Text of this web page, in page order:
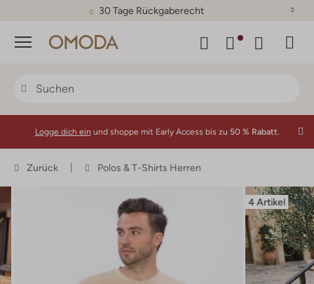
30 Tage Rückgaberecht
Menü
Logge dich ein und shoppe mit Early Access bis zu 50 % Rabatt.
Zurück Polos & T-Shirts Herren
4 Artikel